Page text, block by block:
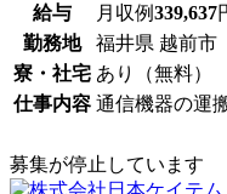
給与 月収例339,637
勤務地
福井県 越前市
寮・社宅 あり（無料）
仕事内容 通信機器の運
募集が停止しています